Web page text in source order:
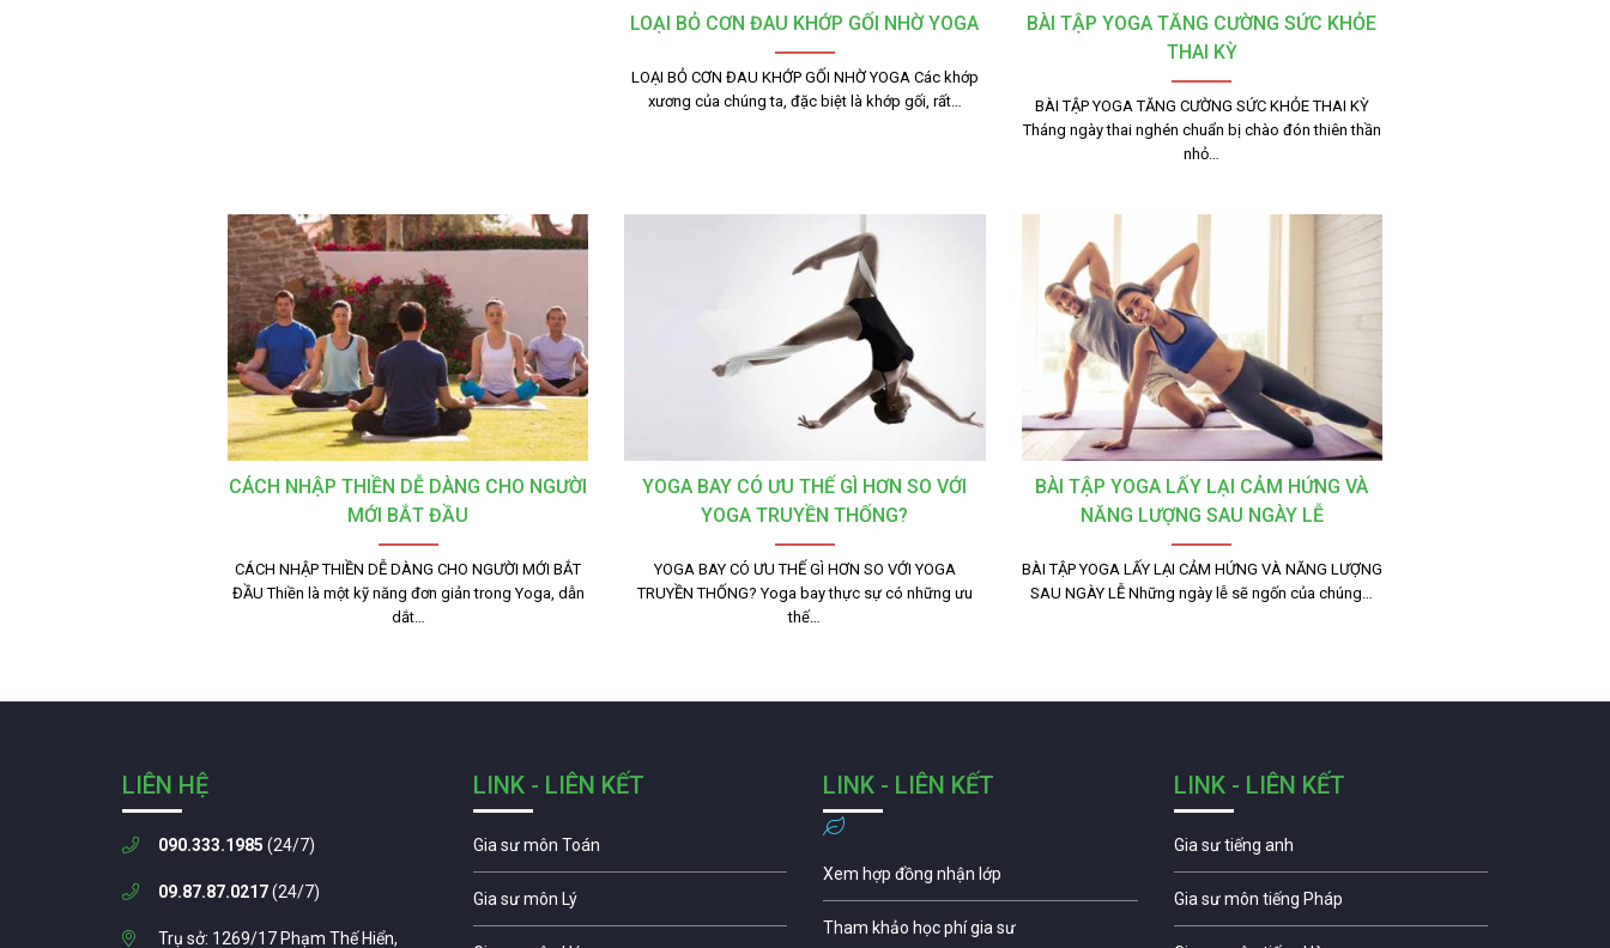
LOẠI BỎ CƠN ĐAU KHỚP GỐI NHỜ YOGA
LOẠI BỎ CƠN ĐAU KHỚP GỐI NHỜ YOGA Các khớp
xương của chúng ta, đặc biệt là khớp gối, rất…
BÀI TẬP YOGA TĂNG CƯỜNG SỨC KHỎE
THAI KỲ
BÀI TẬP YOGA TĂNG CƯỜNG SỨC KHỎE THAI KỲ
Tháng ngày thai nghén chuẩn bị chào đón thiên thần
nhỏ…
CÁCH NHẬP THIỀN DỄ DÀNG CHO NGƯỜI
MỚI BẮT ĐẦU
CÁCH NHẬP THIỀN DỄ DÀNG CHO NGƯỜI MỚI BẮT
ĐẦU Thiền là một kỹ năng đơn giản trong Yoga, dẫn
dắt…
YOGA BAY CÓ ƯU THẾ GÌ HƠN SO VỚI
YOGA TRUYỀN THỐNG?
YOGA BAY CÓ ƯU THẾ GÌ HƠN SO VỚI YOGA
TRUYỀN THỐNG? Yoga bay thực sự có những ưu
thế…
BÀI TẬP YOGA LẤY LẠI CẢM HỨNG VÀ
NĂNG LƯỢNG SAU NGÀY LỄ
BÀI TẬP YOGA LẤY LẠI CẢM HỨNG VÀ NĂNG LƯỢNG
SAU NGÀY LỄ Những ngày lễ sẽ ngốn của chúng…
LIÊN HỆ
090.333.1985 (24/7)
09.87.87.0217(24/7)
Trụ sở: 1269/17 Phạm Thế Hiển,
LINK - LIÊN KẾT
Gia sư môn Toán
Gia sư môn Lý
LINK - LIÊN KẾT
Xem hợp đồng nhận lớp
Tham khảo học phí gia sư
LINK - LIÊN KẾT
Gia sư tiếng anh
Gia sư môn tiếng Pháp